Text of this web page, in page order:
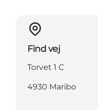
Find vej
Torvet 1 C
4930 Maribo